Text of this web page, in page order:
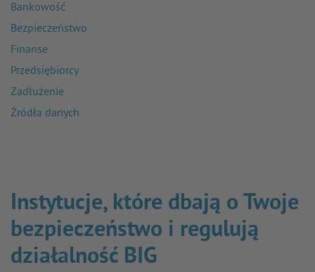
Bankowość
Bezpieczeństwo
Finanse
Przedsiębiorcy
Zadłużenie
Źródła danych
Instytucje, które dbają o Twoje
bezpieczeństwo i regulują
działalność BIG